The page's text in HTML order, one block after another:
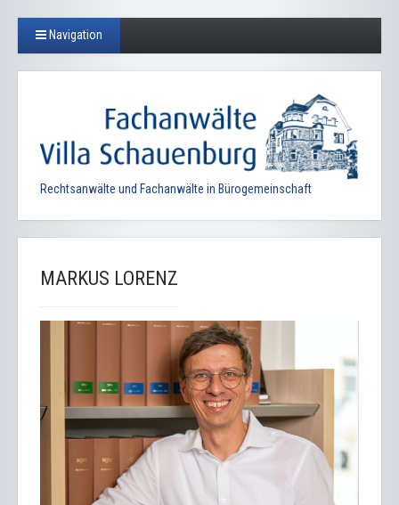
Navigation
Rechtsanwälte und Fachanwälte in Bürogemeinschaft
MARKUS LORENZ